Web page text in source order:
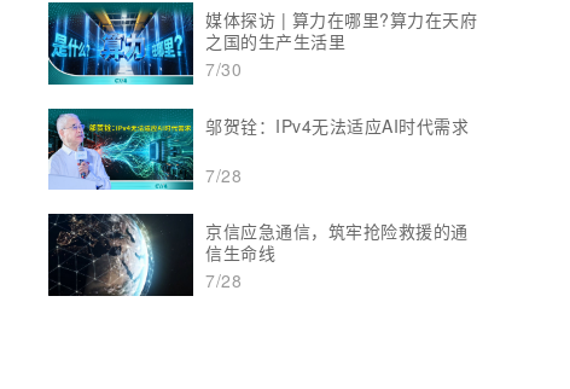
媒体探访 | 算力在哪里?算力在天府
之国的生产生活里
7/30
邬贺铨：IPv4无法适应AI时代需求
7/28
京信应急通信，筑牢抢险救援的通
信生命线
7/28